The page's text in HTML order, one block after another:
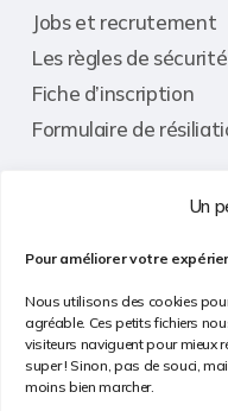
Un
Pour améliorer votre
Nous utilisons des cookies
agréable. Ces petits fichiers
visiteurs naviguent pour mieux
super ! Sinon, pas de souci,
moins bien marcher.
Jobs et recrutement
Les règles de sécurité
Fiche d’inscription
Formulaire de
Contact
FAQ
Conditions